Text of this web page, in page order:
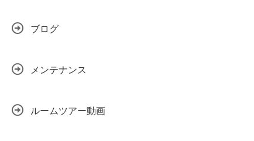
ブログ
メンテナンス
ルームツアー動画